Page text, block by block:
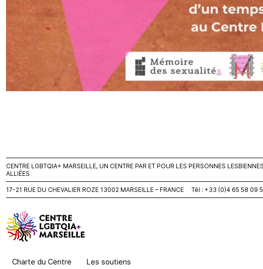
CENTRE LGBTQIA+ MARSEILLE, UN CENTRE PAR ET POUR LES PERSONNES
ALLIÉES
17-21 RUE DU CHEVALIER ROZE 13002 MARSEILLE – FRANCE Tél : +33 (0)4 65 58 09
Charte du Centre Les soutiens